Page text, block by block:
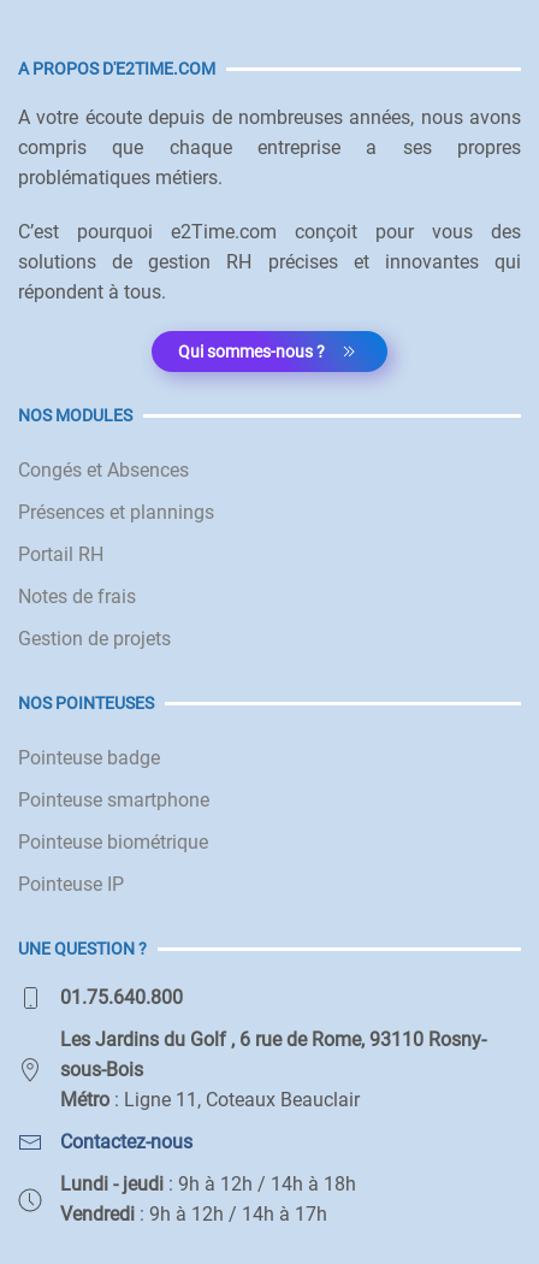
A PROPOS D'E2TIME.COM
A votre écoute depuis de nombreuses années, nous avons
compris que chaque entreprise a ses propres
problématiques métiers.
C’est pourquoi e2Time.com conçoit pour vous des
solutions de gestion RH précises et innovantes qui
répondent à tous.
Qui sommes-nous ?
NOS MODULES
Congés et Absences
Présences et plannings
Portail RH
Notes de frais
Gestion de projets
NOS POINTEUSES
Pointeuse badge
Pointeuse smartphone
Pointeuse biométrique
Pointeuse IP
UNE QUESTION ?
01.75.640.800
Les Jardins du Golf , 6 rue de Rome, 93110 Rosny-
sous-Bois
Métro : Ligne 11, Coteaux Beauclair
Contactez-nous
Lundi - jeudi : 9h à 12h / 14h à 18h
Vendredi : 9h à 12h / 14h à 17h